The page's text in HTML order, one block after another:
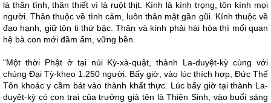
là thân tình, thân thiết vì là ruột thịt. Kính là kính trọng, tôn kính mọi
người. Thân thuộc về tình cảm, luôn thân mật gần gũi. Kính thuộc về
đạo hạnh, giữ tôn ti thứ bậc. Thân và kính phải hài hòa thì mối quan
hệ bà con mới đầm ấm, vững bền.
“Một thời Phật ở tại núi Kỳ-xà-quật, thành La-duyệt-kỳ cùng với
chúng Đại Tỳ-kheo 1.250 người. Bấy giờ, vào lúc thích hợp, Ðức Thế
Tôn khoác y cầm bát vào thành khất thực. Lúc bấy giờ tại thành La-
duyệt-kỳ có con trai của trưởng giả tên là Thiện Sinh, vào buổi sáng